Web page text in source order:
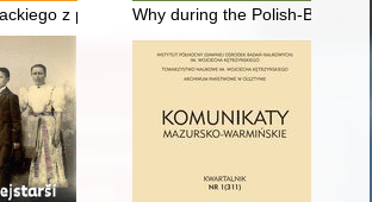
z podróży na Wschód jako portale
Why during the Polish-